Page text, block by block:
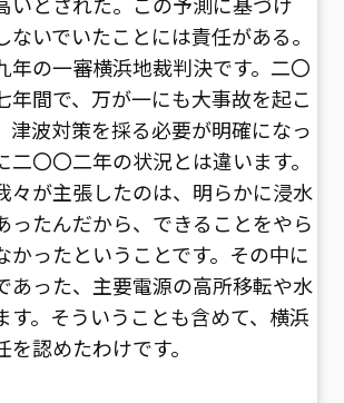
ないでいたことには責任がある。
年の一審横浜地裁判決です。二〇
年間で、万が一にも大事故を起こ
津波対策を採る必要が明確になっ
二〇〇二年の状況とは違います。
々が主張したのは、明らかに浸水
ったんだから、できることをやら
かったということです。その中に
あった、主要電源の高所移転や水
す。そういうことも含めて、横浜
認めたわけです。